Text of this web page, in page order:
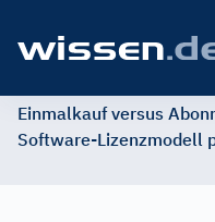
Einmalkauf versus
Software-Lizenzmodell